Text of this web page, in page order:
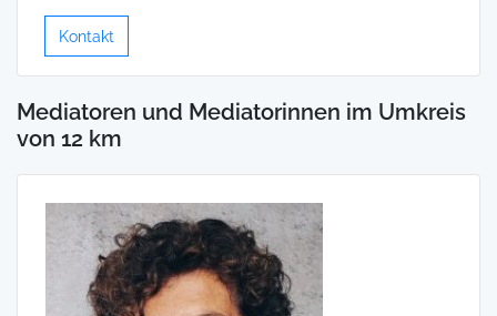
Kontakt
Mediatoren und Mediatorinnen im Umkreis
von 12 km